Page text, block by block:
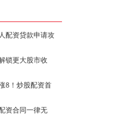
配资贷款申请攻
锁更大股市收
8！炒股配资首
资合同一律无